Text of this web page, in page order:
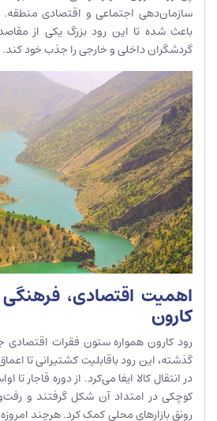
سازمان‌دهی اجتماعی و اقتصادی منطقه.
باعث شده تا این رود بزرگ یکی از
گردشگران داخلی و خارجی را جذب خود کند.
اهمیت اقتصادی،
کارون
رود کارون همواره ستون فقرات اقتصادی
گذشته، این رود باقابلیت کشتیرانی تا
در انتقال کالا ایفا می‌کرد. از دوره قاجار
کوچکی در امتداد آن شکل گرفتند و
رونق بازارهای محلی کمک کرد. هرچند